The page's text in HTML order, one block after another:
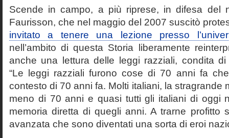
Scende in campo, a più riprese, in difesa del
Faurisson, che nel maggio del 2007 suscitò
invitato a tenere una lezione presso
nell’ambito di questa Storia liberamente
anche una lettura delle leggi razziali, condita di
“Le leggi razziali furono cose di 70 anni fa
contesto di 70 anni fa. Molti italiani, la stragrande
meno di 70 anni e quasi tutti gli italiani di oggi
memoria diretta di quegli anni. A trarne profitto
avanzata che sono diventati una sorta di eroi